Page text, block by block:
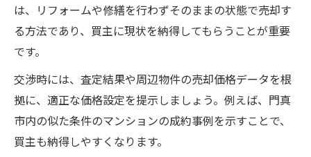
は、リフォームや修繕を行わずそのままの状態で売却す
る方法であり、買主に現状を納得してもらうことが重要
です。
交渉時には、査定結果や周辺物件の売却価格データを根
拠に、適正な価格設定を提示しましょう。例えば、門真
市内の似た条件のマンションの成約事例を示すことで、
買主も納得しやすくなります。